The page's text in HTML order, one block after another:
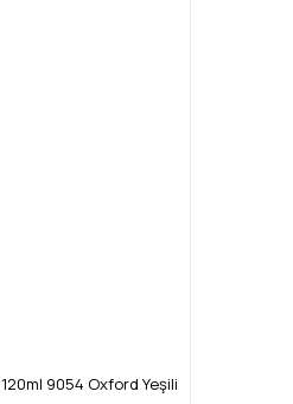
9054 Oxford Yeşili